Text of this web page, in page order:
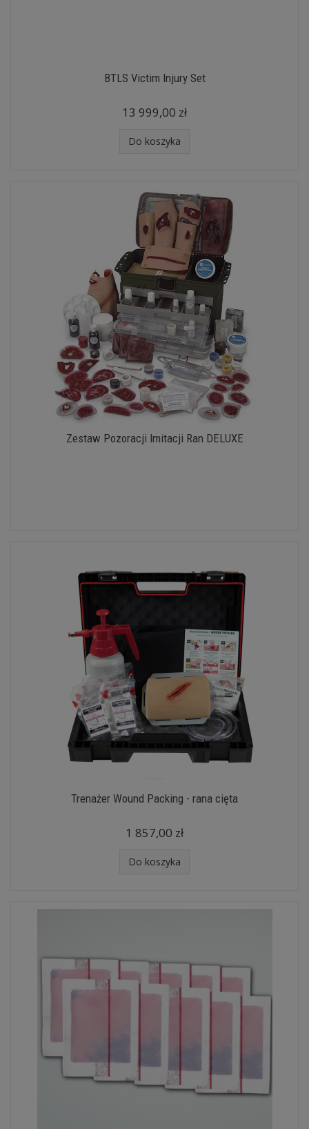
BTLS Victim Injury Set
13 999,00 zł
Do koszyka
Zestaw Pozoracji Imitacji Ran DELUXE
Trenażer Wound Packing - rana cięta
1 857,00 zł
Do koszyka